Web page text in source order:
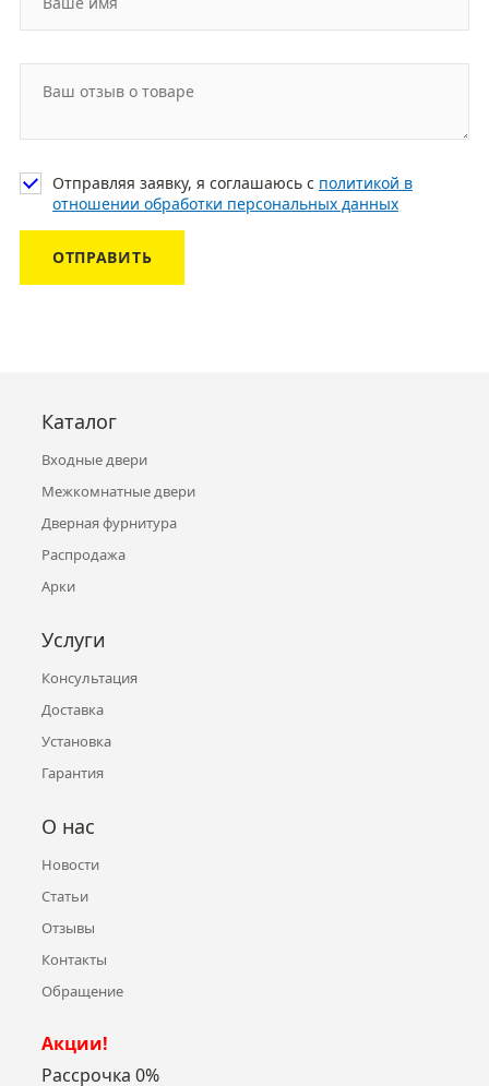
Отправляя заявку, я соглашаюсь с политикой в
отношении обработки персональных данных
ОТПРАВИТЬ
Каталог
Входные двери
Межкомнатные двери
Дверная фурнитура
Распродажа
Арки
Услуги
Консультация
Доставка
Установка
Гарантия
О нас
Новости
Статьи
Отзывы
Контакты
Обращение
Акции!
Рассрочка 0%